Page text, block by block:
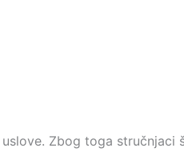
Zbog toga stručnjaci